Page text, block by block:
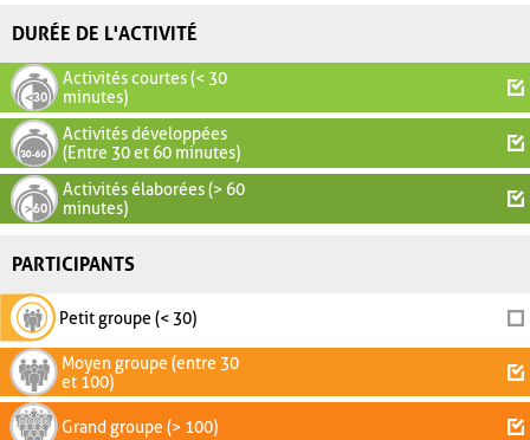
DURÉE DE L'ACTIVITÉ
Activités courtes (< 30
minutes)
Activités développées
(Entre 30 et 60 minutes)
Activités élaborées (> 60
minutes)
PARTICIPANTS
Petit groupe (< 30)
Moyen groupe (entre 30
et 100)
Grand groupe (> 100)